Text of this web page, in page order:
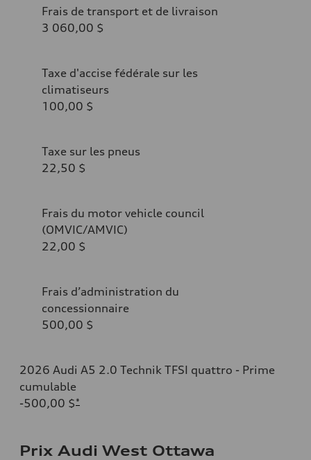
Frais de transport et de livraison
3 060,00 $
Taxe d'accise fédérale sur les
climatiseurs
100,00 $
Taxe sur les pneus
22,50 $
Frais du motor vehicle council
(OMVIC/AMVIC)
22,00 $
Frais d’administration du
concessionnaire
500,00 $
2026 Audi A5 2.0 Technik TFSI quattro - Prime
cumulable
-500,00 $*
Prix Audi West Ottawa